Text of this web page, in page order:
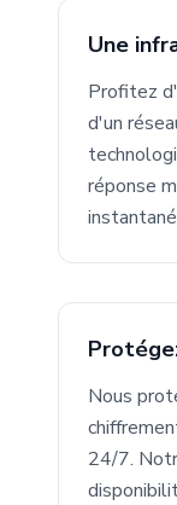
Une
Profitez
d'un
réponse
Nous
24/7.